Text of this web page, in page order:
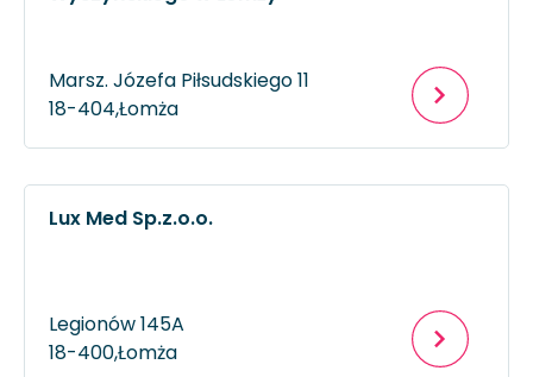
Marsz. Józefa Piłsudskiego 11
18-404,Łomża
Lux Med Sp.z.o.o.
Legionów 145A
18-400,Łomża